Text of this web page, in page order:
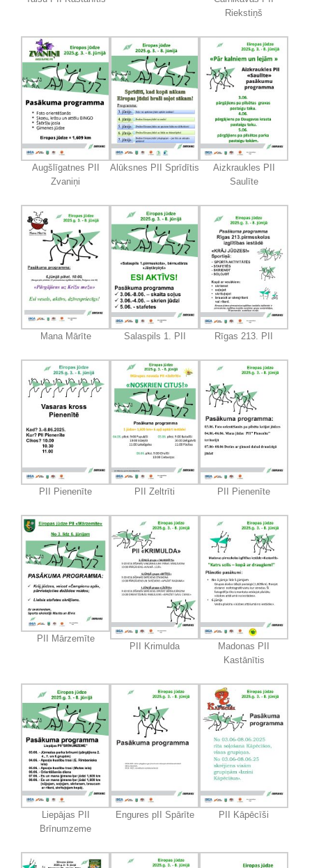
Riekstiņš
Augšlīgatnes PII
Zvaniņi
Alūksnes PII Sprīdītis
Aizkraukles PII
Saulīte
Mana Mārīte Salaspils 1. PII Rīgas 213. PII
PII Pienenīte PII Zeltrīti PII Pienenīte
PII Mārzemīte
PII Krimulda
Madonas PII
Kastānītis
Liepājas PII
Brīnumzeme
Engures pII Spārīte PII Kāpēcīši